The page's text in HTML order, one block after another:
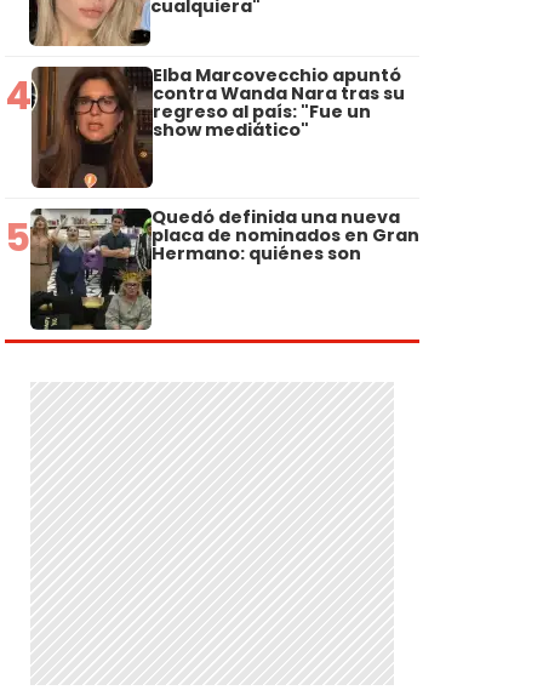
cualquiera"
4 Elba Marcovecchio apuntó
contra Wanda Nara tras su
regreso al país: "Fue un
show mediático"
5 Quedó definida una nueva
placa de nominados en Gran
Hermano: quiénes son